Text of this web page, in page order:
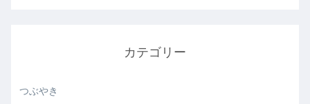
カテゴリー
つぶやき